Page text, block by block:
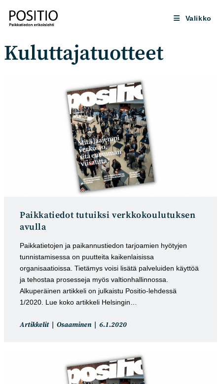
suoraan
sisältöön
Valikko
Kuluttajatuotteet
Paikkatiedot tutuiksi verkkokoulutuksen
avulla
Paikkatietojen ja paikannustiedon tarjoamien hyötyjen
tunnistamisessa on puutteita kaikenlaisissa
organisaatioissa. Tietämys voisi lisätä palveluiden käyttöä
ja tehostaa prosesseja myös valtionhallinnossa.
Alkuperäinen artikkeli on julkaistu Positio-lehdessä
1/2020. Lue koko artikkeli Helsingin…
Artikkelin
Artikkelit Osaaminen
Artikkeli
6.1.2020